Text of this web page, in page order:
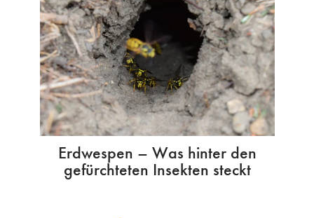
Erdwespen – Was hinter den
gefürchteten Insekten steckt